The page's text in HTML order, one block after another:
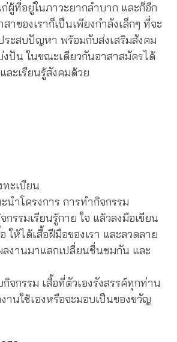
ก่ผู้ที่อยู่ในภาวะยากลำบาก และก็อีก
าของเราก็เป็นเพียงกำลังเล็กๆ ที่จะ
ะสบปัญหา พร้อมกับส่งเสริมสังคม
งปัน ในขณะเดียวกันอาสาสมัครได้
ะเรียนรู้สังคมด้วย
เบียน
รงการ การทำกิจกรรม
รรมเรียนรู้กาย ใจ แล้วลงมือเขียน
ให้ได้เสื้อฝีมือของเรา และลวดลาย
ลงานมาแลกเปลี่ยนชื่นชมกัน และ
ม เสื้อที่ตัวเองรังสรรค์ทุกท่าน
านใช้เองหรือจะมอบเป็นของขวัญ